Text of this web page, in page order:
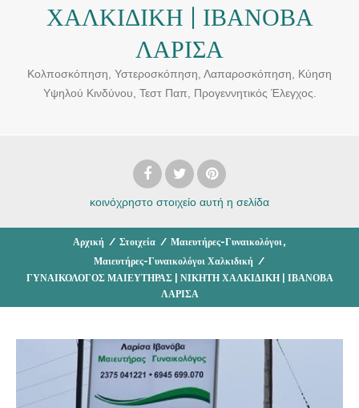
ΧΑΛΚΙΔΙΚΗ | ΙΒΑΝΟΒΑ
ΛΑΡΙΣΑ
Κολποσκόπηση, Υστεροσκόπηση, Λαπαροσκόπηση, Κύηση
Υψηλού Κινδύνου, Τεστ Παπ, Προγεννητικός Έλεγχος.
κοινόχρηστο στοιχείο αυτή η σελίδα
Αρχική / Στοιχεία / Μαιευτήρες-Γυναικολόγοι ,
Μαιευτήρες-Γυναικολόγοι Χαλκιδική /
ΓΥΝΑΙΚΟΛΟΓΟΣ ΜΑΙΕΥΤΗΡΑΣ | ΝΙΚΗΤΗ ΧΑΛΚΙΔΙΚΗ | ΙΒΑΝΟΒΑ
ΛΑΡΙΣΑ